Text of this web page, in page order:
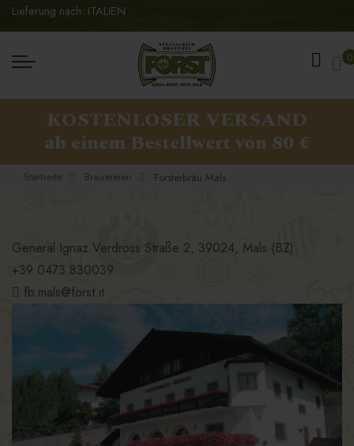
Lieferung nach: ITALIEN
0
KOSTENLOSER VERSAND
ab einem Bestellwert von 80 €
Startseite Brauereien Forsterbräu Mals
General Ignaz Verdross Straße 2, 39024, Mals (BZ)
+39 0473 830039
fb.mals@forst.it